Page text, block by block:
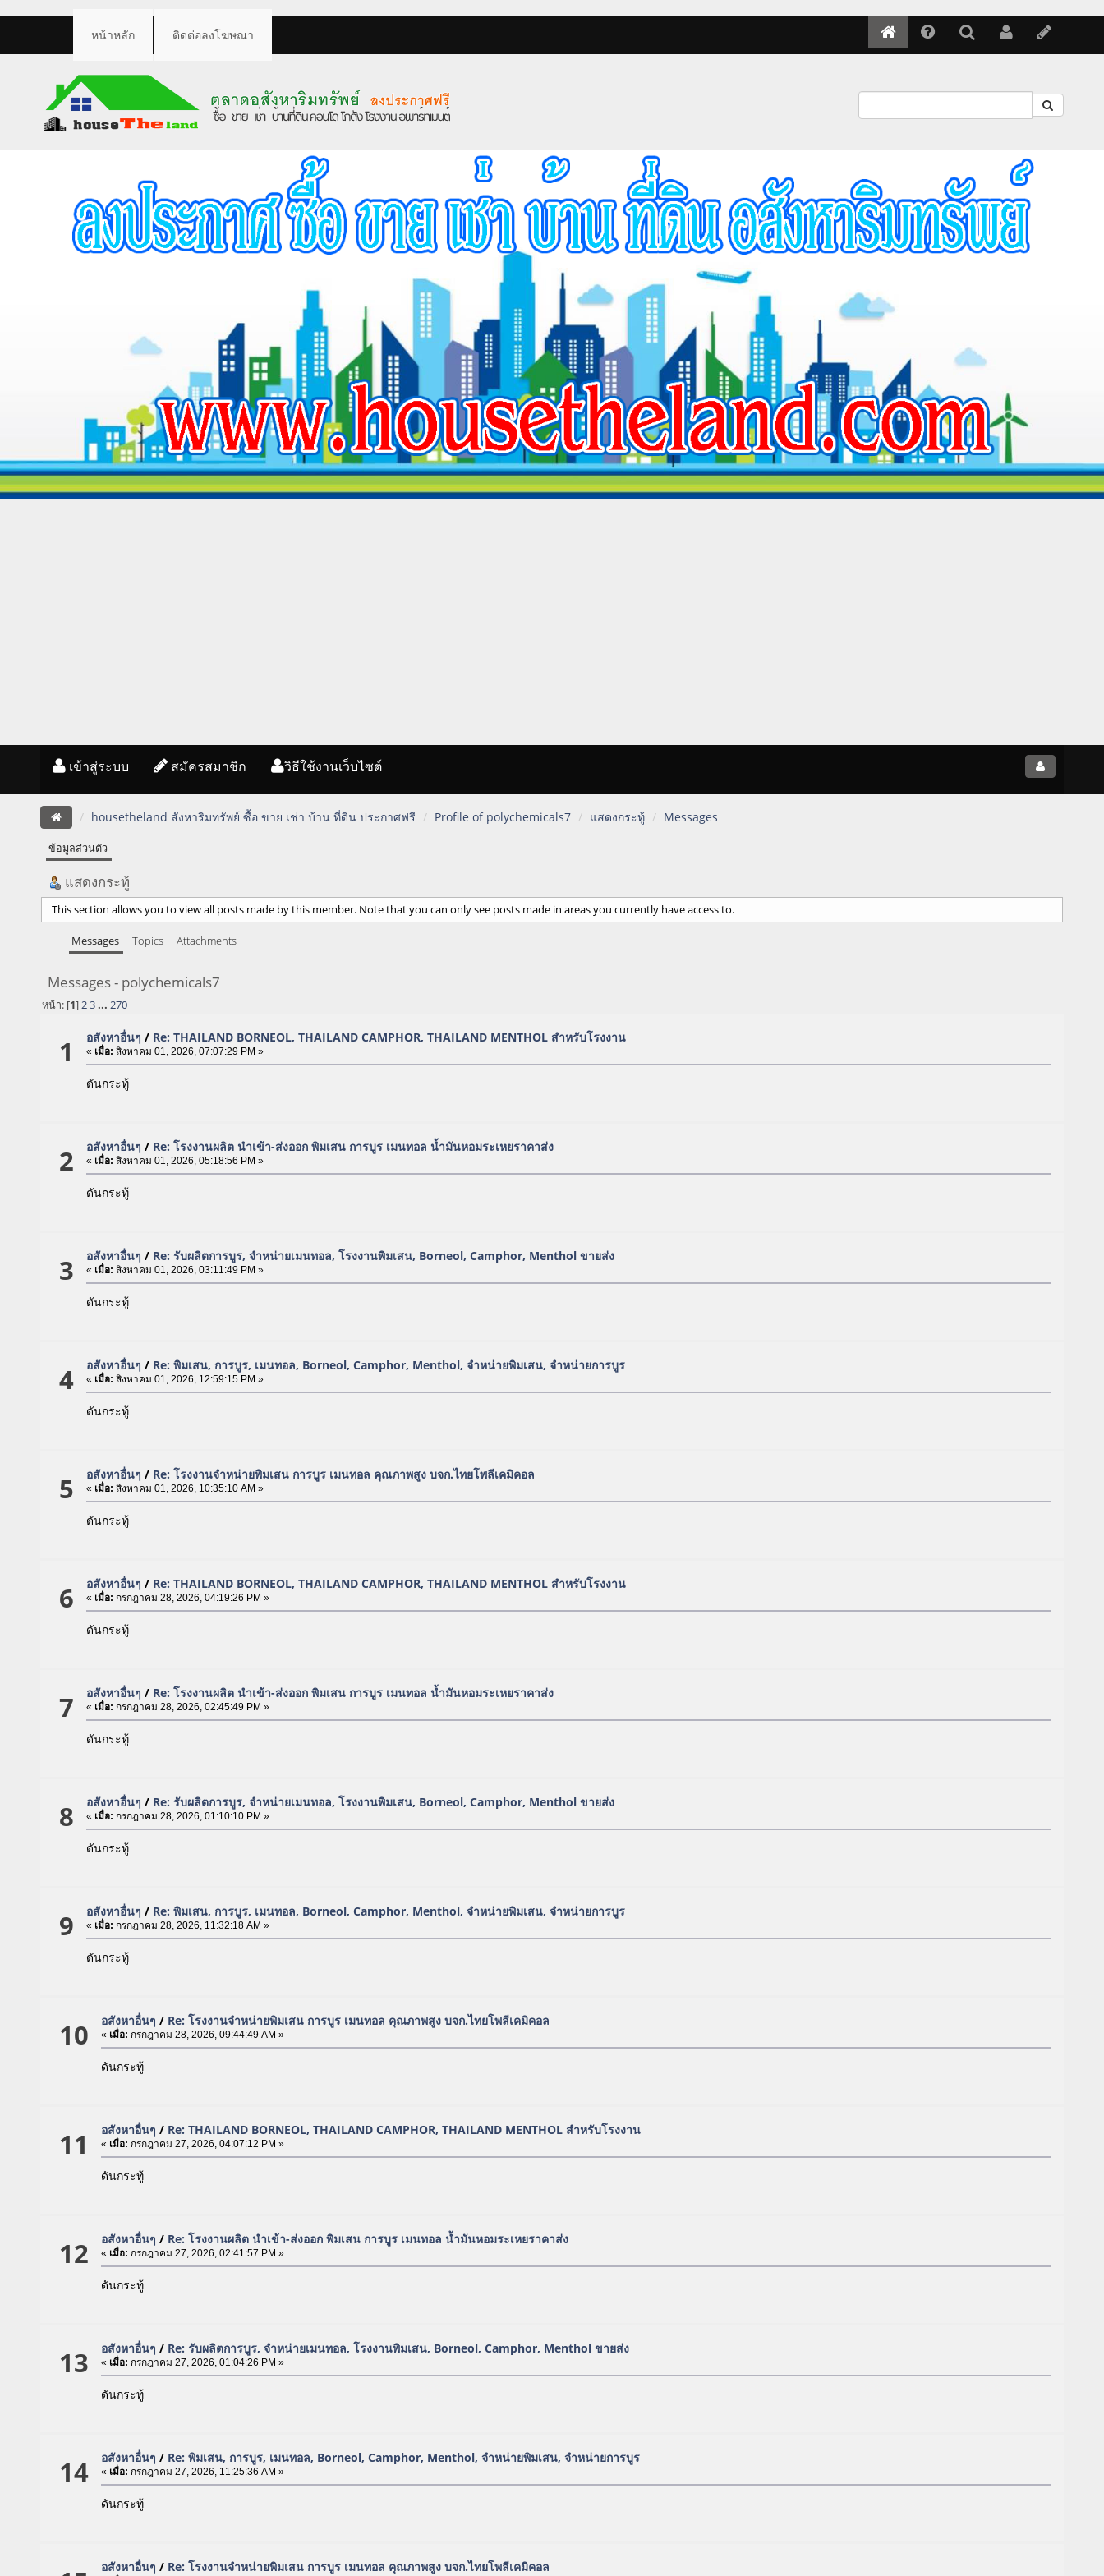
หน้าหลัก ติดต่อลงโฆษณา
เข้าสู่ระบบ สมัครสมาชิก วิธีใช้งานเว็บไซต์
housetheland สังหาริมทรัพย์ ซื้อ ขาย เช่า บ้าน ที่ดิน ประกาศฟรี Profile of polychemicals7 แสดงกระทู้ Messages
ข้อมูลส่วนตัว
แสดงกระทู้
This section allows you to view all posts made by this member. Note that you can only see posts made in areas you currently have access to.
Messages Topics Attachments
Messages - polychemicals7
หน้า: [1]23...270
1 อสังหาอื่นๆ / Re: THAILAND BORNEOL, THAILAND CAMPHOR, THAILAND MENTHOL สำหรับโรงงาน
« เมื่อ: สิงหาคม 01, 2026, 07:07:29 PM »
ดันกระทู้
2 อสังหาอื่นๆ / Re: โรงงานผลิต นำเข้า-ส่งออก พิมเสน การบูร เมนทอล น้ำมันหอมระเหยราคาส่ง
« เมื่อ: สิงหาคม 01, 2026, 05:18:56 PM »
ดันกระทู้
3 อสังหาอื่นๆ / Re: รับผลิตการบูร, จำหน่ายเมนทอล, โรงงานพิมเสน, Borneol, Camphor, Menthol ขายส่ง
« เมื่อ: สิงหาคม 01, 2026, 03:11:49 PM »
ดันกระทู้
4 อสังหาอื่นๆ / Re: พิมเสน, การบูร, เมนทอล, Borneol, Camphor, Menthol, จำหน่ายพิมเสน, จำหน่ายการบูร
« เมื่อ: สิงหาคม 01, 2026, 12:59:15 PM »
ดันกระทู้
5 อสังหาอื่นๆ / Re: โรงงานจำหน่ายพิมเสน การบูร เมนทอล คุณภาพสูง บจก.ไทยโพลีเคมิคอล
« เมื่อ: สิงหาคม 01, 2026, 10:35:10 AM »
ดันกระทู้
6 อสังหาอื่นๆ / Re: THAILAND BORNEOL, THAILAND CAMPHOR, THAILAND MENTHOL สำหรับโรงงาน
« เมื่อ: กรกฎาคม 28, 2026, 04:19:26 PM »
ดันกระทู้
7 อสังหาอื่นๆ / Re: โรงงานผลิต นำเข้า-ส่งออก พิมเสน การบูร เมนทอล น้ำมันหอมระเหยราคาส่ง
« เมื่อ: กรกฎาคม 28, 2026, 02:45:49 PM »
ดันกระทู้
8 อสังหาอื่นๆ / Re: รับผลิตการบูร, จำหน่ายเมนทอล, โรงงานพิมเสน, Borneol, Camphor, Menthol ขายส่ง
« เมื่อ: กรกฎาคม 28, 2026, 01:10:10 PM »
ดันกระทู้
9 อสังหาอื่นๆ / Re: พิมเสน, การบูร, เมนทอล, Borneol, Camphor, Menthol, จำหน่ายพิมเสน, จำหน่ายการบูร
« เมื่อ: กรกฎาคม 28, 2026, 11:32:18 AM »
ดันกระทู้
10 อสังหาอื่นๆ / Re: โรงงานจำหน่ายพิมเสน การบูร เมนทอล คุณภาพสูง บจก.ไทยโพลีเคมิคอล
« เมื่อ: กรกฎาคม 28, 2026, 09:44:49 AM »
ดันกระทู้
11 อสังหาอื่นๆ / Re: THAILAND BORNEOL, THAILAND CAMPHOR, THAILAND MENTHOL สำหรับโรงงาน
« เมื่อ: กรกฎาคม 27, 2026, 04:07:12 PM »
ดันกระทู้
12 อสังหาอื่นๆ / Re: โรงงานผลิต นำเข้า-ส่งออก พิมเสน การบูร เมนทอล น้ำมันหอมระเหยราคาส่ง
« เมื่อ: กรกฎาคม 27, 2026, 02:41:57 PM »
ดันกระทู้
13 อสังหาอื่นๆ / Re: รับผลิตการบูร, จำหน่ายเมนทอล, โรงงานพิมเสน, Borneol, Camphor, Menthol ขายส่ง
« เมื่อ: กรกฎาคม 27, 2026, 01:04:26 PM »
ดันกระทู้
14 อสังหาอื่นๆ / Re: พิมเสน, การบูร, เมนทอล, Borneol, Camphor, Menthol, จำหน่ายพิมเสน, จำหน่ายการบูร
« เมื่อ: กรกฎาคม 27, 2026, 11:25:36 AM »
ดันกระทู้
อสังหาอื่นๆ / Re: โรงงานจำหน่ายพิมเสน การบูร เมนทอล คุณภาพสูง บจก.ไทยโพลีเคมิคอล